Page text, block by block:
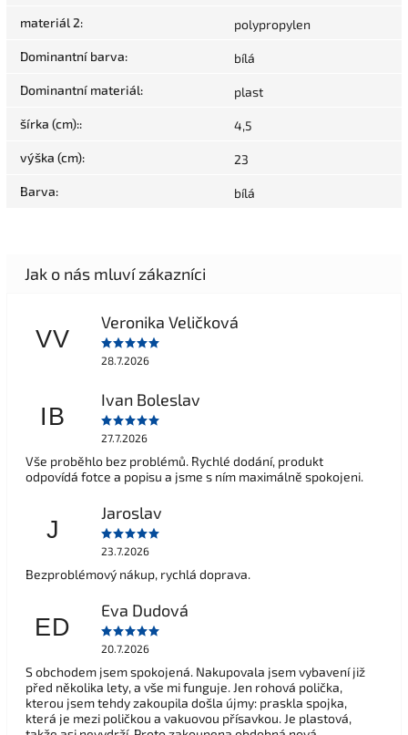
materiál 2: polypropylen
Dominantní barva: bílá
Dominantní materiál: plast
šírka (cm):: 4,5
výška (cm): 23
Barva: bílá
VV
Veronika Veličková
28.7.2026
IB
Ivan Boleslav
27.7.2026
Vše proběhlo bez problémů. Rychlé dodání, produkt
odpovídá fotce a popisu a jsme s ním maximálně spokojeni.
J
Jaroslav
23.7.2026
Bezproblémový nákup, rychlá doprava.
ED
Eva Dudová
20.7.2026
S obchodem jsem spokojená. Nakupovala jsem vybavení již
před několika lety, a vše mi funguje. Jen rohová polička,
kterou jsem tehdy zakoupila došla újmy: praskla spojka,
která je mezi poličkou a vakuovou přísavkou. Je plastová,